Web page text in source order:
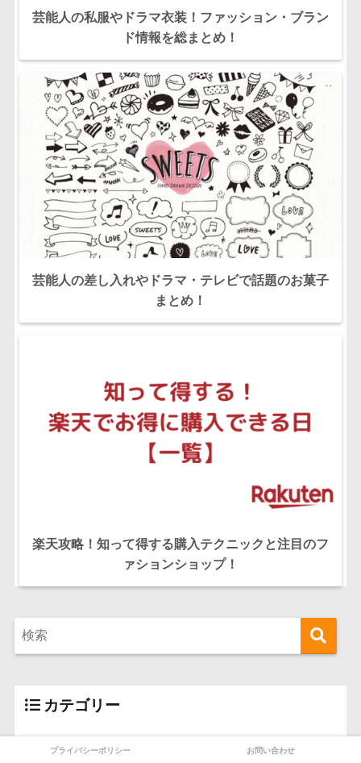
芸能人の私服やドラマ衣装！ファッション・ブラン
ド情報を総まとめ！
芸能人の差し入れやドラマ・テレビで話題のお菓子
まとめ！
楽天攻略！知って得する購入テクニックと注目のフ
ァションショップ！
カテゴリー
エンタメ
プライバシーポリシー お問い合わせ